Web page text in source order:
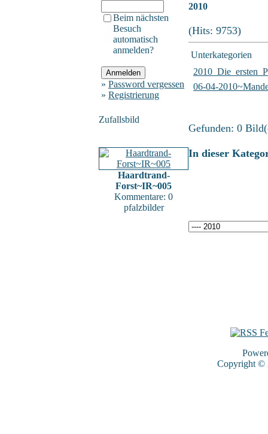
Beim nächsten
Besuch
automatisch
anmelden?
» Password vergessen
» Registrierung
Zufallsbild
Haardtrand-
Forst~IR~005
Kommentare: 0
pfalzbilder
2010
(Hits: 9753)
Unterkategorien
06-04-
Gefunden: 0
In dieser
Copyright ©